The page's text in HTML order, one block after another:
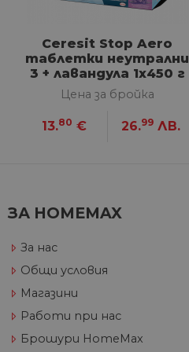
Ceresit Stop Aero
таблетки неутрални
3 + лавандула 1х450 г
Цена за бройка
13.80 € 26.99 ЛВ.
ЗА HOMEMAX
За нас
Общи условия
Магазини
Работи при нас
Брошури HomeMax